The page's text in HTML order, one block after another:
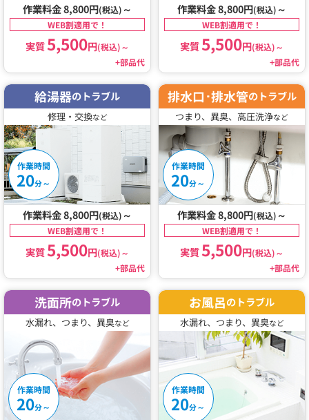
作業料金 8,800円(税込) ～
WEB割適用で！
実質5,500円(税込)～
+部品代
作業料金 8,800円(税込) ～
WEB割適用で！
実質5,500円(税込)～
+部品代
給湯器のトラブル
修理・交換など
作業時間
20分～
作業料金 8,800円(税込) ～
WEB割適用で！
実質5,500円(税込)～
+部品代
排水口･排水管のトラブル
つまり、異臭、高圧洗浄など
作業時間
20分～
作業料金 8,800円(税込) ～
WEB割適用で！
実質5,500円(税込)～
+部品代
洗面所のトラブル
水漏れ、つまり、異臭など
作業時間
20分～
お風呂のトラブル
水漏れ、つまり、異臭など
作業時間
20分～